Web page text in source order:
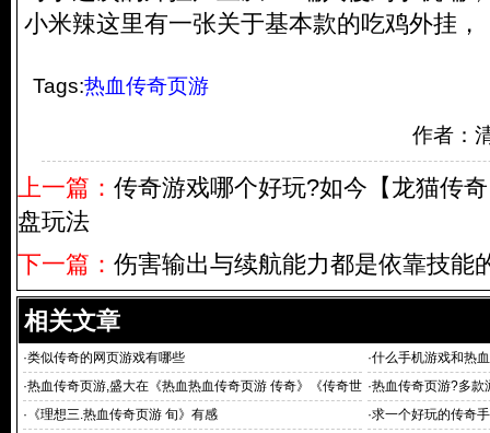
小米辣这里有一张关于基本款的吃鸡外挂，
Tags:热血传奇页游
作者：
上一篇： 传奇游戏哪个好玩?如今【龙猫传
盘玩法
下一篇： 伤害输出与续航能力都是依靠技能
相关文章
·类似传奇的网页游戏有哪些 ·什么手机游戏和热
·热血传奇页游,盛大在《热血热血传奇页游 传奇》《传奇世
界》页
·热血传奇页游?多款
· 《理想三.热血传奇页游 旬》有感 ·求一个好玩的传奇